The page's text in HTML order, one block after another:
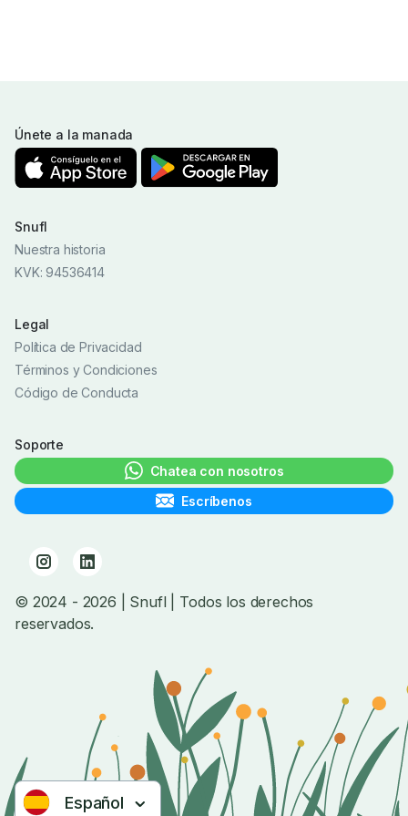
Español
Únete a la manada
Snufl
Nuestra historia
KVK: 94536414
Legal
Política de Privacidad
Términos y Condiciones
Código de Conducta
Soporte
Chatea con nosotros
Escríbenos
© 2024 - 2026 | Snufl | Todos los derechos
reservados.